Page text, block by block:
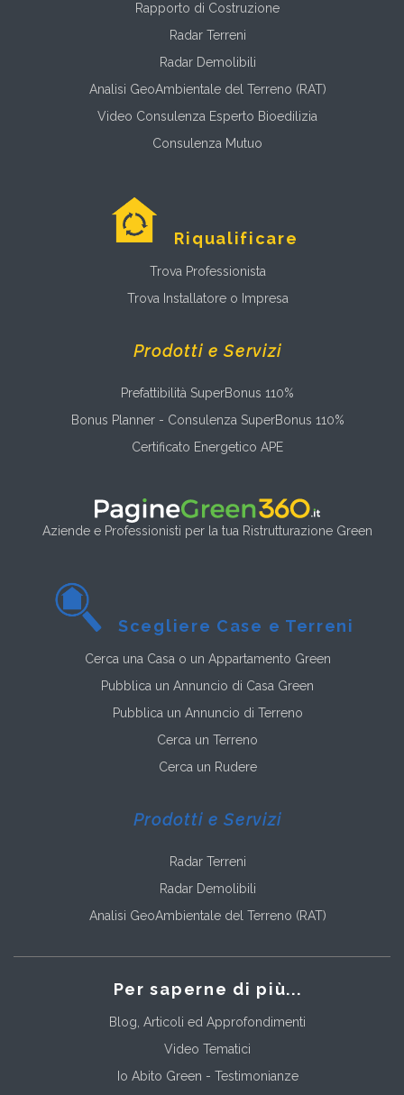
Rapporto di Costruzione
Radar Terreni
Radar Demolibili
Analisi GeoAmbientale del Terreno (RAT)
Video Consulenza Esperto Bioedilizia
Consulenza Mutuo
Riqualificare
Trova Professionista
Trova Installatore o Impresa
Prodotti e Servizi
Prefattibilità SuperBonus 110%
Bonus Planner - Consulenza SuperBonus 110%
Certificato Energetico APE
Aziende e Professionisti per la tua Ristrutturazione Green
Scegliere Case e Terreni
Cerca una Casa o un Appartamento Green
Pubblica un Annuncio di Casa Green
Pubblica un Annuncio di Terreno
Cerca un Terreno
Cerca un Rudere
Prodotti e Servizi
Radar Terreni
Radar Demolibili
Analisi GeoAmbientale del Terreno (RAT)
Per saperne di più...
Blog, Articoli ed Approfondimenti
Video Tematici
Io Abito Green - Testimonianze